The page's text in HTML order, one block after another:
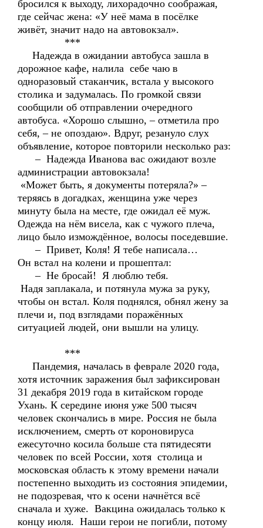
бросился к выходу, лихорадочно соображая,
где сейчас жена: «У неё мама в посёлке
живёт, значит надо на автовокзал».
***
Надежда в ожидании автобуса зашла в
дорожное кафе, налила себе чаю в
одноразовый стаканчик, встала у высокого
столика и задумалась. По громкой связи
сообщили об отправлении очередного
автобуса. «Хорошо слышно, – отметила про
себя, – не опоздаю». Вдруг, резануло слух
объявление, которое повторили несколько раз:
– Надежда Иванова вас ожидают возле
администрации автовокзала!
«Может быть, я документы потеряла?» –
теряясь в догадках, женщина уже через
минуту была на месте, где ожидал её муж.
Одежда на нём висела, как с чужого плеча,
лицо было измождённое, волосы поседевшие.
– Привет, Коля! Я тебе написала…
Он встал на колени и прошептал:
– Не бросай! Я люблю тебя.
Надя заплакала, и потянула мужа за руку,
чтобы он встал. Коля поднялся, обнял жену за
плечи и, под взглядами поражённых
ситуацией людей, они вышли на улицу.
***
Пандемия, началась в феврале 2020 года,
хотя источник заражения был зафиксирован
31 декабря 2019 года в китайском городе
Ухань. К середине июня уже 500 тысяч
человек скончались в мире. Россия не была
исключением, смерть от короновируса
ежесуточно косила больше ста пятидесяти
человек по всей России, хотя столица и
московская область к этому времени начали
постепенно выходить из состояния эпидемии,
не подозревая, что к осени начнётся всё
сначала и хуже. Вакцина ожидалась только к
концу июля. Наши герои не погибли, потому